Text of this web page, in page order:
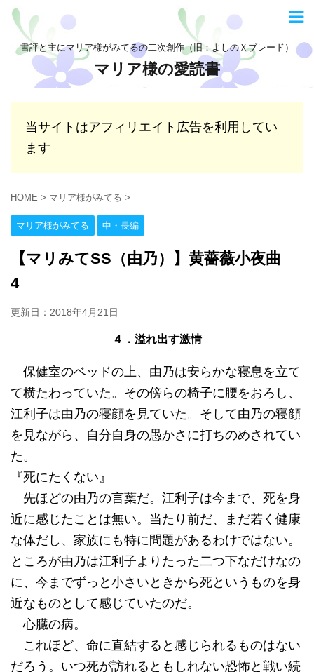
書評と主にマリア様がみてるの二次創作（旧：よしのＸブレード）
マリア様の愛読書
当サイトはアフィリエイト広告を利用してい
ます
HOME > マリア様がみてる >
マリア様がみてる 中・長編
【マリみてSS（由乃）】黄薔薇小夜曲
4
更新日： 2018年4月21日
４．溢れ出す激情
保健室のベッドの上、由乃は安らかな寝息を立て
て横たわっていた。その傍らの椅子に腰をおろし、
江利子は由乃の寝顔を見ていた。そして由乃の寝顔
を見ながら、自分自身の愚かさに打ちのめされてい
た。
『死にたくない』
先ほどの由乃の言葉だ。江利子は今まで、死を身
近に感じたことは無い。当たり前だ、まだ若く健康
な体だし、家族にも特に問題があるわけではない。
ところが由乃は江利子よりたった二つ下なだけなの
に、今までずっと小さいときから死というものを身
近なものとして感じていたのだ。
心臓の病。
これほど、命に直結すると感じられるものはない
だろう。いつ死が訪れるともしれない恐怖と戦い続